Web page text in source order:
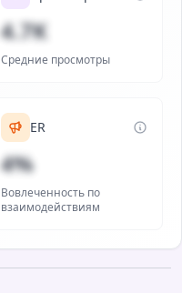
4.7K
Средние просмотры
ER
4%
Вовлеченность по
взаимодействиям